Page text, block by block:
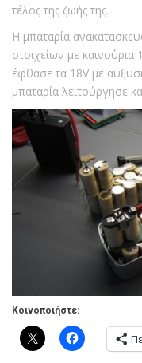
τέλος της ζωής της.
Η μπαταρία
στοιχείων με καινούρια
έφθασε τα 18V με
μπαταρία λειτούργησε
Κοινοποιήστε: